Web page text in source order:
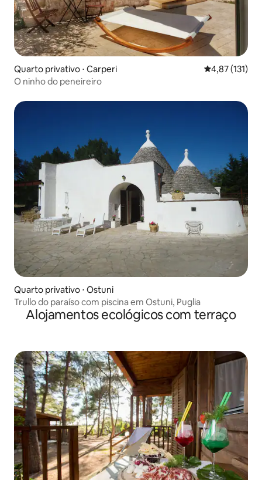
Quarto privativo ⋅ Carperi 4,87 de uma
4,87 (131)
O ninho do peneireiro
Quarto privativo ⋅ Ostuni
Trullo do paraíso com piscina em Ostuni, Puglia
Alojamentos ecológicos com terraço